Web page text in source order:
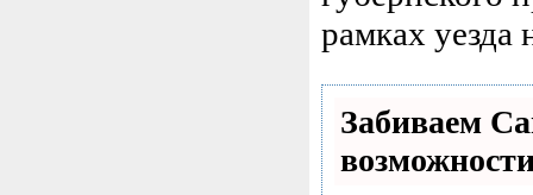
рамках уезда
Забиваем